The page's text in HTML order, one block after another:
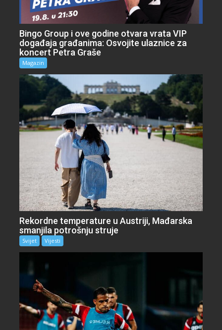
Bingo Group i ove godine otvara vrata VIP
događaja građanima: Osvojite ulaznice za
koncert Petra Graše
Magazin
Rekordne temperature u Austriji, Mađarska
smanjila potrošnju struje
Svijet Vijesti